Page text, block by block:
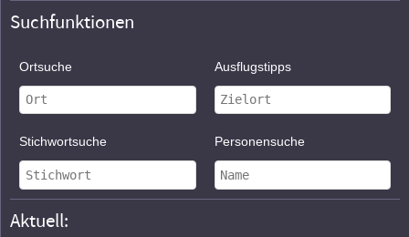
Suchfunktionen
Ortsuche Ausflugstipps
Stichwortsuche Personensuche
Aktuell: